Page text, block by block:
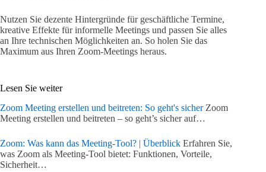
Nutzen Sie dezente Hintergründe für geschäftliche Termine,
kreative Effekte für informelle Meetings und passen Sie alles
an Ihre technischen Möglichkeiten an. So holen Sie das
Maximum aus Ihren Zoom-Meetings heraus.
Lesen Sie weiter
Zoom Meeting erstellen und beitreten: So geht's sicherZoom
Meeting erstellen und beitreten – so geht’s sicher auf…
Zoom: Was kann das Meeting-Tool? | Überblick Erfahren Sie,
was Zoom als Meeting-Tool bietet: Funktionen, Vorteile,
Sicherheit…